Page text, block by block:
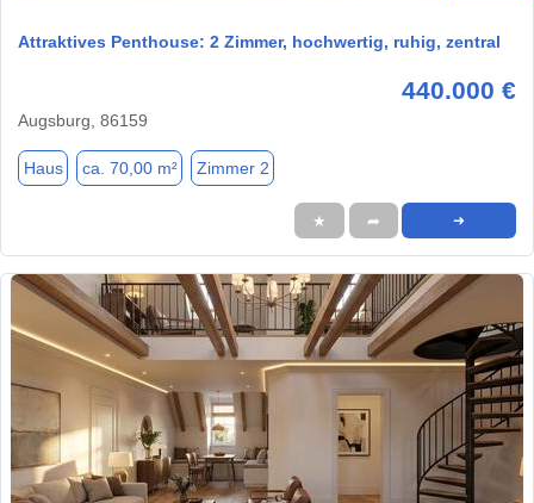
Attraktives Penthouse: 2 Zimmer, hochwertig, ruhig, zentral
440.000 €
Augsburg, 86159
Haus ca. 70,00 m² Zimmer 2
★ ➦ ➜